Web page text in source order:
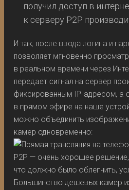
получил доступ в
к серверу P2P
И так, после ввода логина и
позволяет мгновенно
в реальном времени через
передает сигнал на сервер
фиксированным IP-адресом, а
в прямом эфире на наше
можно объединить
камер одновременно:
P2P — очень хорошее
что должно было облегчить,
Большинство дешевых камер